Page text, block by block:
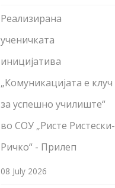
Реализирана
ученичката
иницијатива
„Комуникацијата е клуч
за успешно училиште“
во СОУ „Ристе Ристески-
Ричко“ - Прилеп
08 July 2026